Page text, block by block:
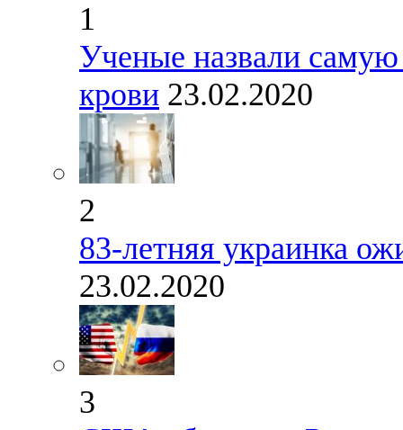
1
Ученые назвали
крови 23.02.2020
2
83-летняя украинка
23.02.2020
3